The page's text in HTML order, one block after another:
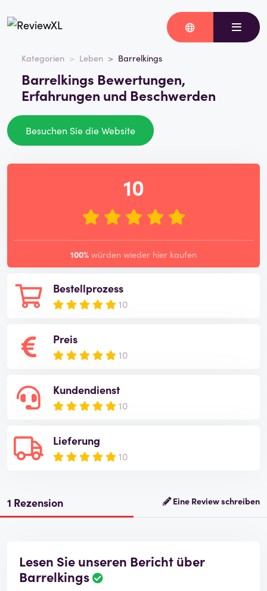
Kategorien Leben Barrelkings
Barrelkings Bewertungen,
Erfahrungen und Beschwerden
Besuchen Sie die Website
Bestellprozess
10
Preis
10
Kundendienst
10
Lieferung
10
10
100% würden wieder hier kaufen
1 Rezension Eine Review schreiben
Lesen Sie unseren Bericht über
Barrelkings
B